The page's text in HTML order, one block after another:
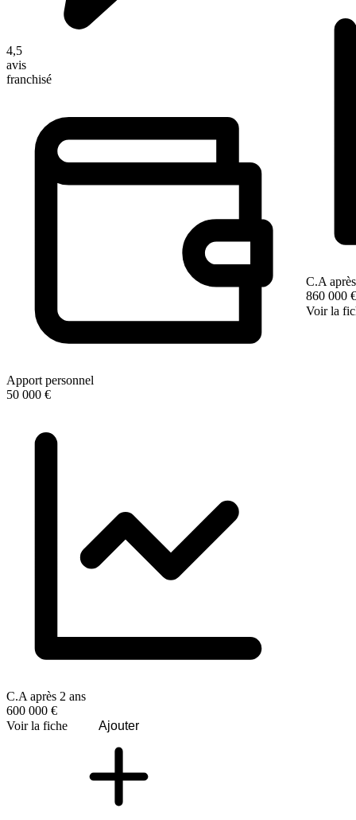
4,5
avis
franchisé
Apport personnel
50 000 €
C.A après 2 ans
600 000 €
Voir la fiche
Ajouter
C.A
860 000 €
Voir la